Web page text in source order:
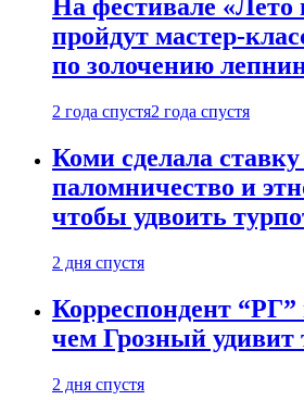
На фестивале «Лето
пройдут мастер-
по золочению
2 года спустя2 года спустя
Коми сделала
паломничество и
чтобы удвоить
2 дня спустя
Корреспондент
чем Грозный удивит
2 дня спустя